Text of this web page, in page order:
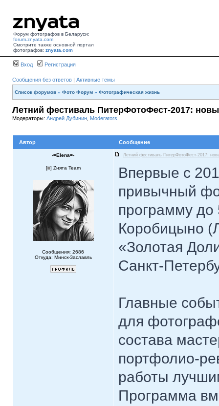
Форум фотографов в Беларуси:
forum.znyata.com
Смотрите также основной портал
фотографов: znyata.com
Вход Регистрация
Сообщения без ответов | Активные темы
Список форумов » Фото Форум » Фотографическая жизнь
Летний фестиваль ПитерФотоФест-2017:
Модераторы: Андрей Дубинин Moderators
Автор Сообщение
-=Elena=- Летний фестиваль ПитерФотоФест-2017:
[ ] Zнята Team
Сообщения: 2686
Откуда: Минск-Заславль
Впервые с
привычный
программу до
Коробицыно
«Золотая
Санкт-
Главные
для
состава
портфолио-
работы
Программа